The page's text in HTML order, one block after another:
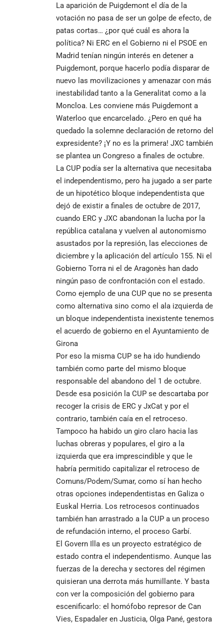
La aparición de Puigdemont el día de la
votación no pasa de ser un golpe de efecto, de
patas cortas… ¿por qué cuál es ahora la
política? Ni ERC en el Gobierno ni el PSOE en
Madrid tenían ningún interés en detener a
Puigdemont, porque hacerlo podía disparar de
nuevo las movilizaciones y amenazar con más
inestabilidad tanto a la Generalitat como a la
Moncloa. Les conviene más Puigdemont a
Waterloo que encarcelado. ¿Pero en qué ha
quedado la solemne declaración de retorno del
expresidente? ¡Y no es la primera! JXC también
se plantea un Congreso a finales de octubre.
La CUP podía ser la alternativa que necesitaba
el independentismo, pero ha jugado a ser parte
de un hipotético bloque independentista que
dejó de existir a finales de octubre de 2017,
cuando ERC y JXC abandonan la lucha por la
república catalana y vuelven al autonomismo
asustados por la represión, las elecciones de
diciembre y la aplicación del artículo 155. Ni el
Gobierno Torra ni el de Aragonès han dado
ningún paso de confrontación con el estado.
Como ejemplo de una CUP que no se presenta
como alternativa sino como el ala izquierda de
un bloque independentista inexistente tenemos
el acuerdo de gobierno en el Ayuntamiento de
Girona
Por eso la misma CUP se ha ido hundiendo
también como parte del mismo bloque
responsable del abandono del 1 de octubre.
Desde esa posición la CUP se descartaba por
recoger la crisis de ERC y JxCat y por el
contrario, también caía en el retroceso.
Tampoco ha habido un giro claro hacia las
luchas obreras y populares, el giro a la
izquierda que era imprescindible y que le
habría permitido capitalizar el retroceso de
Comuns/Podem/Sumar, como sí han hecho
otras opciones independentistas en Galiza o
Euskal Herria. Los retrocesos continuados
también han arrastrado a la CUP a un proceso
de refundación interno, el proceso Garbí.
El Govern Illa es un proyecto estratégico de
estado contra el independentismo. Aunque las
fuerzas de la derecha y sectores del régimen
quisieran una derrota más humillante. Y basta
con ver la composición del gobierno para
escenificarlo: el homófobo represor de Can
Vies, Espadaler en Justicia, Olga Pané, gestora